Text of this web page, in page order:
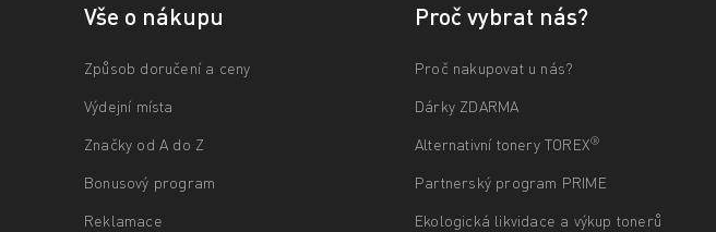
Vše o nákupu
Způsob doručení a ceny
Výdejní místa
Značky od A do Z
Bonusový program
Reklamace
Proč vybrat nás?
Proč nakupovat u nás?
Dárky ZDARMA
Alternativní tonery TOREX®
Partnerský program PRIME
Ekologická likvidace a výkup tonerů